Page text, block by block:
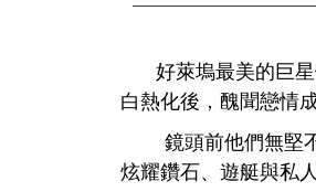
好萊塢最美的巨
白熱化後，醜聞戀情
鏡頭前他們無堅不
炫耀鑽石、遊艇與私